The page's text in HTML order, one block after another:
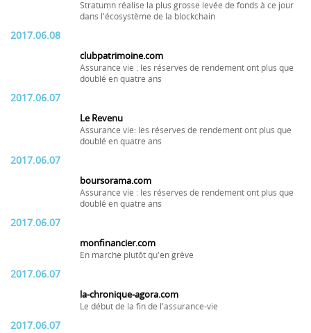
Stratumn réalise la plus grosse levée de fonds à ce jour
dans l'écosystème de la blockchain
2017.06.08
clubpatrimoine.com
Assurance vie : les réserves de rendement ont plus que
doublé en quatre ans
2017.06.07
Le Revenu
Assurance vie: les réserves de rendement ont plus que
doublé en quatre ans
2017.06.07
boursorama.com
Assurance vie : les réserves de rendement ont plus que
doublé en quatre ans
2017.06.07
monfinancier.com
En marche plutôt qu'en grève
2017.06.07
la-chronique-agora.com
Le début de la fin de l'assurance-vie
2017.06.07